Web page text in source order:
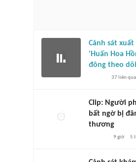
Cảnh sát
'Huấn Hoa
đông theo dõi
37liên
Clip: Người
bất ngờ bị
thương
9 giờ 5